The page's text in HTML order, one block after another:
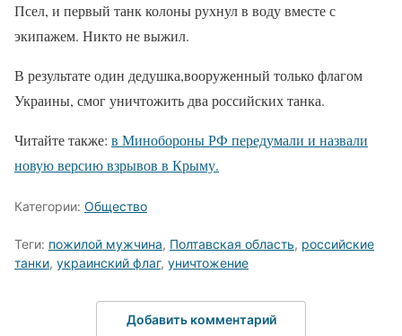
Псел, и первый танк колоны рухнул в воду вместе с
экипажем. Никто не выжил.
В результате один дедушка,вооруженный только флагом
Украины, смог уничтожить два российских танка.
Читайте также: в Минобороны РФ передумали и назвали
новую версию взрывов в Крыму.
Категории: Общество
Теги: пожилой мужчина, Полтавская область, российские
танки, украинский флаг, уничтожение
Добавить комментарий